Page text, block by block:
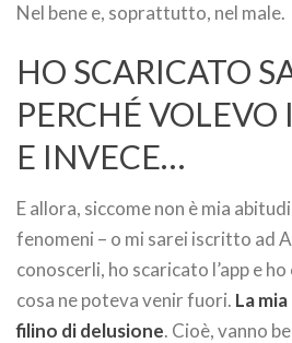
Nel bene e, soprattutto, nel male.
HO SCARICATO
PERCHÉ VOLEVO
E INVECE…
E allora, siccome non è mia
fenomeni – o mi sarei iscritto ad
conoscerli, ho scaricato l’app e
cosa ne poteva venir fuori. La
filino di delusione. Cioè, vanno